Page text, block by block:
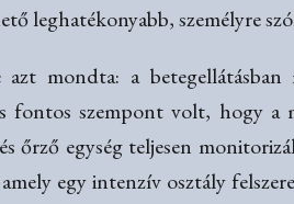
leghatékonyabb, személyre
azt mondta: a
fontos szempont volt, hogy a
őrző egység teljesen
egy intenzív osztály